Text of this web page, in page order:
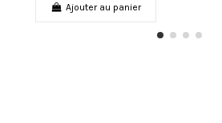
Ajouter au panier